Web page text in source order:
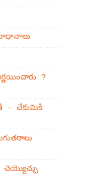
?
- చేకుమికి
చెయ్యొచ్చు